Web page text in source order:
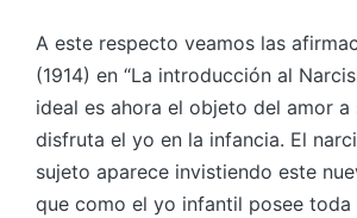
A este respecto veamos las
(1914) en “La introducción al
ideal es ahora el objeto del amor a
disfruta el yo en la infancia. El
sujeto aparece invistiendo este
que como el yo infantil posee